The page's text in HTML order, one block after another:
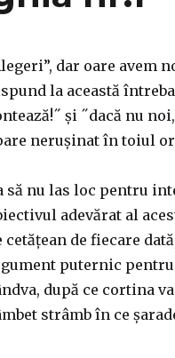
dar oare avem
la această
și ˝dacă nu
nerușinat în toiul
să nu las loc pentru
adevărat al
cetățean de fiecare
puternic
după ce cortina
strâmb în ce